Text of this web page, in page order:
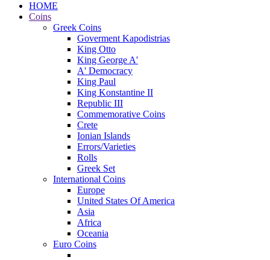
HOME
Coins
Greek Coins
Goverment Kapodistrias
King Otto
King George A'
Α' Democracy
King Paul
King Konstantine II
Republic III
Commemorative Coins
Crete
Ionian Islands
Errors/Varieties
Rolls
Greek Set
International Coins
Europe
United States Of America
Asia
Africa
Oceania
Euro Coins